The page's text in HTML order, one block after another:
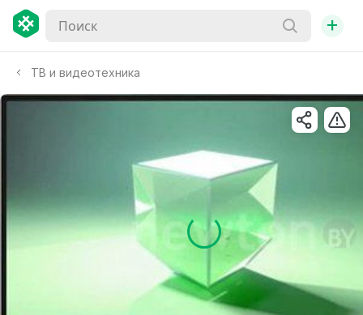
+
ТВ и видеотехника